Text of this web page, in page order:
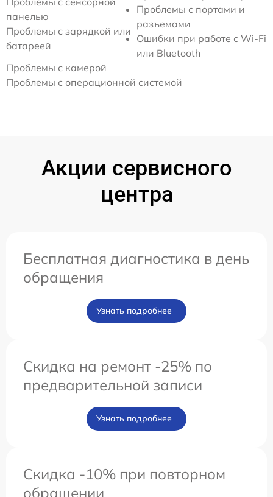
панелью
Проблемы с зарядкой или
батареей
Проблемы с портами и
разъемами
Ошибки при работе с Wi-Fi
или Bluetooth
Проблемы с камерой
Проблемы с операционной системой
Акции сервисного
центра
Бесплатная диагностика в день
обращения
Узнать подробнее
Скидка на ремонт -25% по
предварительной записи
Узнать подробнее
Скидка -10% при повторном
обращении